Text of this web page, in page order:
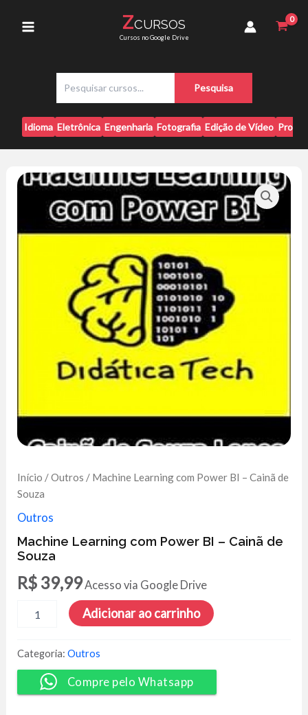
Menu
ZCURSOS
Cursos no Google Drive
s
q
u
i
a
r
Pesquisa
Idioma Eletrônica Engenharia Fotografia Edição de Vídeo
Início /Outros / Machine Learning com Power BI – Cainã de
Souza
Outros
Machine Learning com Power BI – Cainã de
Souza
R$ 39,99Acesso via Google Drive
Learning
Power
BI
-
Cainã
Adicionar ao carrinho
Categoria:Outros
Compre pelo Whatsapp
BI